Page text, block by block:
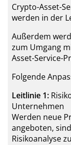
Crypto-Asset-
werden in der
Außerdem
zum Umgang
Asset-Service-
Folgende
Leitlinie 1:
Unternehmen
Werden neue
angeboten,
Risikoanalyse